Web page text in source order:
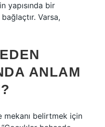
yapısında bir
Varsa,
ANLAM
mekanı belirtmek için